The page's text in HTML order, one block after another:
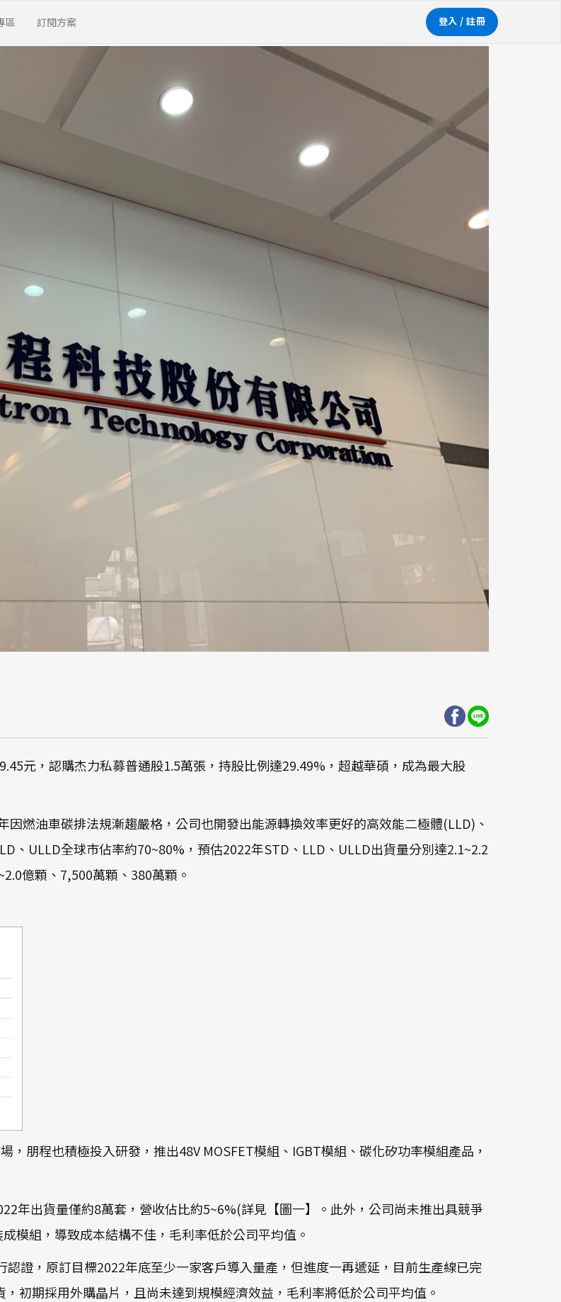
區 訂閱方案 登入 / 註冊
元，認購杰力私募普通股1.5萬張，持股比例達29.49%，超越華碩，成為最大股
燃油車碳排法規漸趨嚴格，公司也開發出能源轉換效率更好的高效能二極體(LLD)、
、ULLD全球市佔率約70~80%，預估2022年STD、LLD、ULLD出貨量分別達2.1~2.2
億顆、7,500萬顆、380萬顆。
朋程也積極投入研發，推出48V MOSFET模組、IGBT模組、碳化矽功率模組產品，
年出貨量僅約8萬套，營收佔比約5~6%(詳見【圖一】。此外，公司尚未推出具競爭
模組，導致成本結構不佳，毛利率低於公司平均值。
證，原訂目標2022年底至少一家客戶導入量產，但進度一再遞延，目前生產線已完
初期採用外購晶片，且尚未達到規模經濟效益，毛利率將低於公司平均值。